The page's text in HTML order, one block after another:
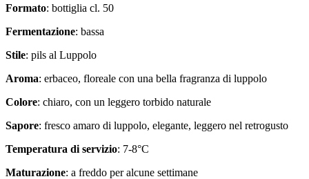
Formato: bottiglia cl. 50
Fermentazione: bassa
Stile: pils al Luppolo
Aroma: erbaceo, floreale con una bella fragranza di luppolo
Colore: chiaro, con un leggero torbido naturale
Sapore: fresco amaro di luppolo, elegante, leggero nel retrogusto
Temperatura di servizio: 7-8°C
Maturazione: a freddo per alcune settimane